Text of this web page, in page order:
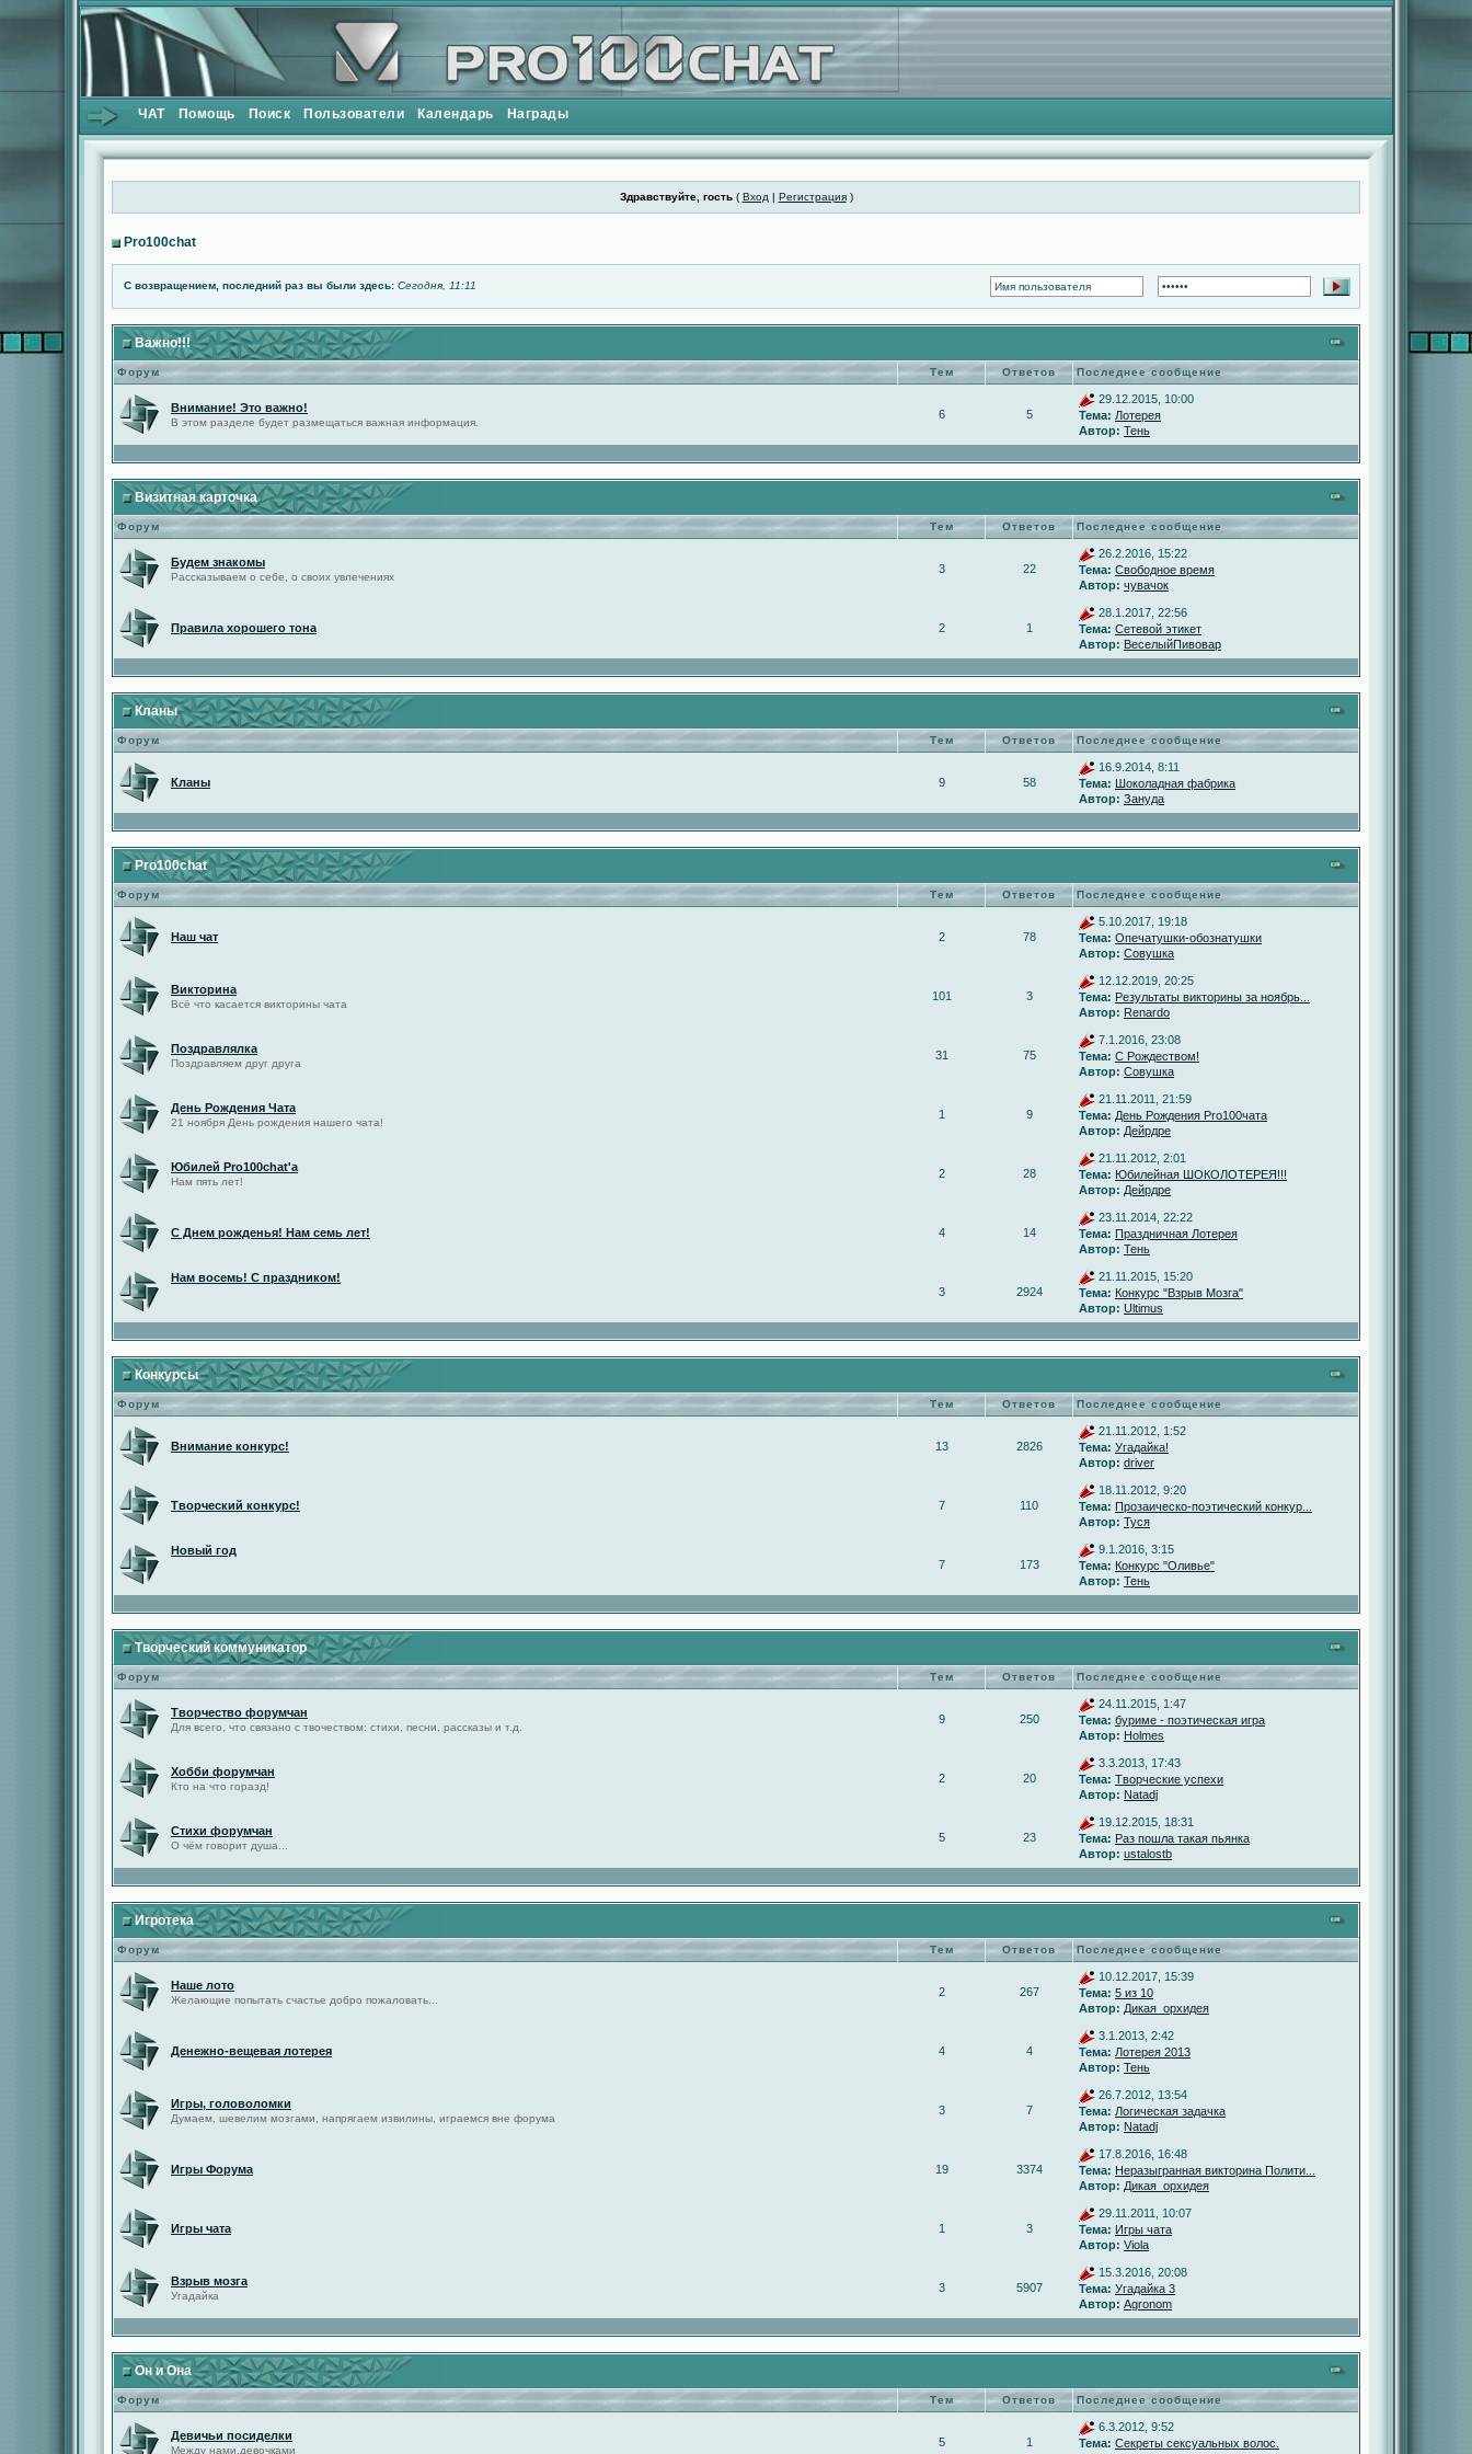
ЧАТ Помощь Поиск Пользователи Календарь Награды
Здравствуйте, гость( Вход | Регистрация)
Pro100chat
С возвращением, последний раз вы были здесь: Сегодня, 11:11
Важно!!!
Форум Тем Ответов Последнее сообщение
Внимание! Это важно!
В этом разделе будет размещаться важная информация.
6 5
29.12.2015, 10:00
Тема: Лотерея
Автор: Тень
Визитная карточка
Форум Тем Ответов Последнее сообщение
Будем знакомы
Рассказываем о себе, о своих увлечениях
3 22
26.2.2016, 15:22
Тема: Свободное время
Автор: чувачок
Правила хорошего тона 2 1
28.1.2017, 22:56
Тема: Сетевой этикет
Автор: ВеселыйПивовар
Кланы
Форум Тем Ответов Последнее сообщение
Кланы 9 58
16.9.2014, 8:11
Тема: Шоколадная фабрика
Автор: Зануда
Pro100chat
Форум Тем Ответов Последнее сообщение
Наш чат 2 78
5.10.2017, 19:18
Тема: Опечатушки-обознатушки
Автор: Совушка
Викторина
Всё что касается викторины чата
101 3
12.12.2019, 20:25
Тема: Результаты викторины за ноябрь...
Автор: Renardo
Поздравлялка
Поздравляем друг друга
31 75
7.1.2016, 23:08
Тема: С Рождеством!
Автор: Совушка
День Рождения Чата
21 ноября День рождения нашего чата!
1 9
21.11.2011, 21:59
Тема: День Рождения Pro100чата
Автор: Дейрдре
Юбилей Pro100chat'а
Нам пять лет!
2 28
21.11.2012, 2:01
Тема: Юбилейная ШОКОЛОТЕРЕЯ!!!
Автор: Дейрдре
С Днем рожденья! Нам семь лет! 4 14
23.11.2014, 22:22
Тема: Праздничная Лотерея
Автор: Тень
Нам восемь! С праздником!
3
2924
21.11.2015, 15:20
Тема: Конкурс "Взрыв Мозга"
Автор: Ultimus
Конкурсы
Форум Тем Ответов Последнее сообщение
Внимание конкурс! 13 2826
21.11.2012, 1:52
Тема: Угадайка!
Автор: driver
Творческий конкурс! 7 110
18.11.2012, 9:20
Тема: Прозаическо-поэтический конкур...
Автор: Туся
Новый год
7
173
9.1.2016, 3:15
Тема: Конкурс "Оливье"
Автор: Тень
Творческий коммуникатор
Форум Тем Ответов Последнее сообщение
Творчество форумчан
Для всего, что связано с твочеством: стихи, песни, рассказы и т.д.
9 250
24.11.2015, 1:47
Тема: буриме - поэтическая игра
Автор: Holmes
Хобби форумчан
Кто на что горазд!
2 20
3.3.2013, 17:43
Тема: Творческие успехи
Автор: Natadj
Стихи форумчан
О чём говорит душа...
5 23
19.12.2015, 18:31
Тема: Раз пошла такая пьянка
Автор: ustalostb
Игротека
Форум Тем Ответов Последнее сообщение
Наше лото
Желающие попытать счастье добро пожаловать...
2 267
10.12.2017, 15:39
Тема: 5 из 10
Автор: Дикая_орхидея
Денежно-вещевая лотерея 4 4
3.1.2013, 2:42
Тема: Лотерея 2013
Автор: Тень
Игры, головоломки
Думаем, шевелим мозгами, напрягаем извилины, играемся вне форума
3 7
26.7.2012, 13:54
Тема: Логическая задачка
Автор: Natadj
Игры Форума 19 3374
17.8.2016, 16:48
Тема: Неразыгранная викторина Полити...
Автор: Дикая_орхидея
Игры чата 1 3
29.11.2011, 10:07
Тема: Игры чата
Автор: Viola
Взрыв мозга
Угадайка
3 5907
15.3.2016, 20:08
Тема: Угадайка 3
Автор: Agronom
Он и Она
Форум Тем Ответов Последнее сообщение
Девичьи посиделки
Между нами,девочками
5 1
6.3.2012, 9:52
Тема: Секреты сексуальных волос.